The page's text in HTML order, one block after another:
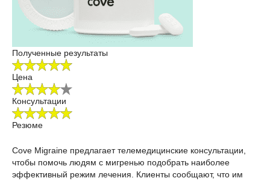
Полученные результаты
Цена
Консультации
Резюме
Cove Migraine предлагает телемедицинские консультации,
чтобы помочь людям с мигренью подобрать наиболее
эффективный режим лечения. Клиенты сообщают, что им